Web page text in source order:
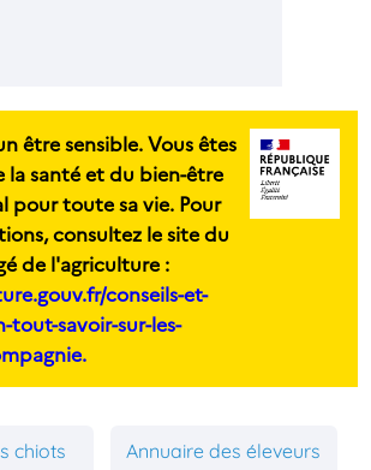
être sensible. Vous êtes
la santé et du bien-être
pour toute sa vie. Pour
consultez le site du
de l'agriculture :
conseils-et-
tout-savoir-sur-les-
chiots Annuaire des éleveurs